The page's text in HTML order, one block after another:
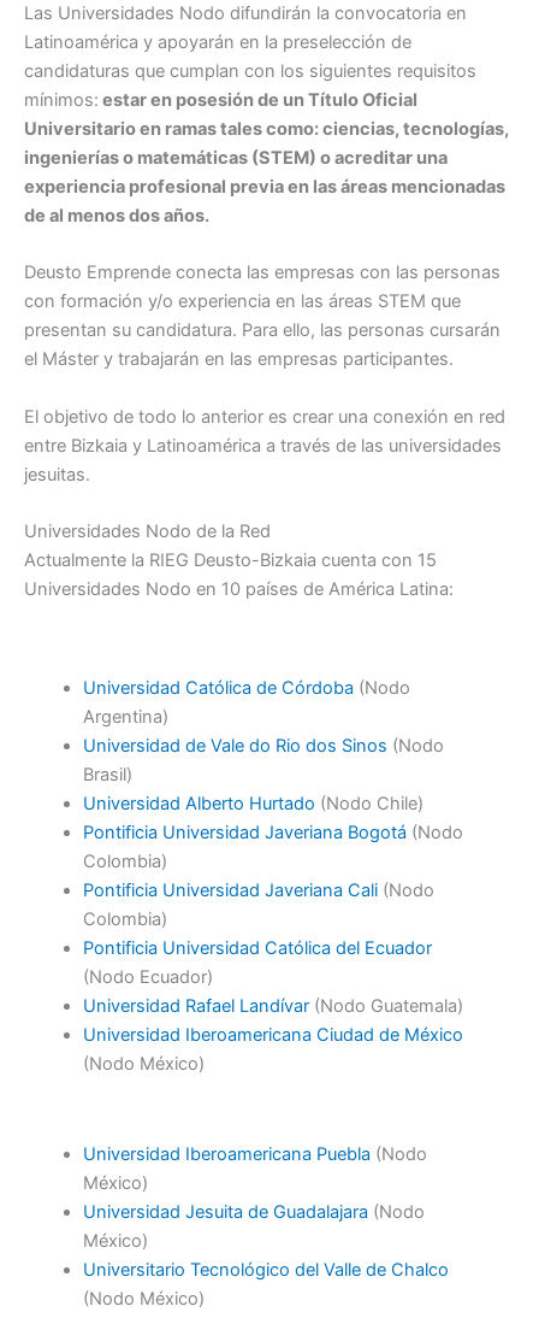
Las Universidades Nodo difundirán la convocatoria en
Latinoamérica y apoyarán en la preselección de
candidaturas que cumplan con los siguientes requisitos
mínimos: estar en posesión de un Título Oficial
Universitario en ramas tales como: ciencias, tecnologías,
ingenierías o matemáticas (STEM) o acreditar una
experiencia profesional previa en las áreas mencionadas
de al menos dos años.
Deusto Emprende conecta las empresas con las personas
con formación y/o experiencia en las áreas STEM que
presentan su candidatura. Para ello, las personas cursarán
el Máster y trabajarán en las empresas participantes.
El objetivo de todo lo anterior es crear una conexión en red
entre Bizkaia y Latinoamérica a través de las universidades
jesuitas.
Universidades Nodo de la Red
Actualmente la RIEG Deusto-Bizkaia cuenta con 15
Universidades Nodo en 10 países de América Latina:
Universidad Católica de Córdoba (Nodo
Argentina)
Universidad de Vale do Rio dos Sinos (Nodo
Brasil)
Universidad Alberto Hurtado (Nodo Chile)
Pontificia Universidad Javeriana Bogotá (Nodo
Colombia)
Pontificia Universidad Javeriana Cali (Nodo
Colombia)
Pontificia Universidad Católica del Ecuador
(Nodo Ecuador)
Universidad Rafael Landívar (Nodo Guatemala)
Universidad Iberoamericana Ciudad de México
(Nodo México)
Universidad Iberoamericana Puebla (Nodo
México)
Universidad Jesuita de Guadalajara (Nodo
México)
Universitario Tecnológico del Valle de Chalco
(Nodo México)